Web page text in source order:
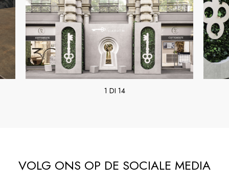
1 DI 14
VOLG ONS OP DE SOCIALE MEDIA